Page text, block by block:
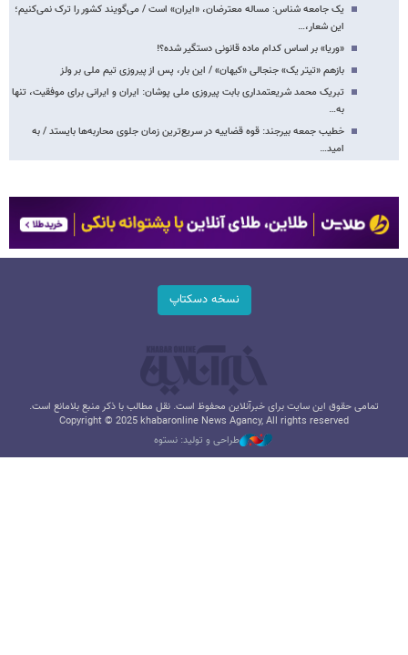
یک جامعه شناس: مساله معترضان، «ایران» است / می‌گویند کشور را ترک نمی‌کنیم؛
این شعار،…
«وریا» بر اساس کدام ماده قانونی دستگیر شده؟!
بازهم «تیتر یک» جنجالی «کیهان» / این بار، پس از پیروزی تیم ملی بر ولز
تبریک محمد شریعتمداری بابت پیروزی ملی پوشان: ایران و ایرانی برای موفقیت، تنها
به…
خطیب جمعه بیرجند: قوه قضاییه در سریع‌ترین زمان جلوی محاربه‌ها بایستد / به
امید…
نسخه دسکتاپ
تمامی حقوق این سایت برای خبرآنلاین محفوظ است. نقل مطالب با ذکر منبع بلامانع است.
Copyright © 2025 khabaronline News Agancy, All rights reserved
طراحی و تولید: نستوه